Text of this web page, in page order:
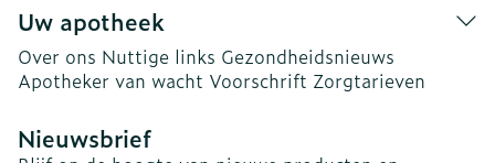
Uw apotheek
Over ons Nuttige links Gezondheidsnieuws
Apotheker van wacht Voorschrift Zorgtarieven
Nieuwsbrief